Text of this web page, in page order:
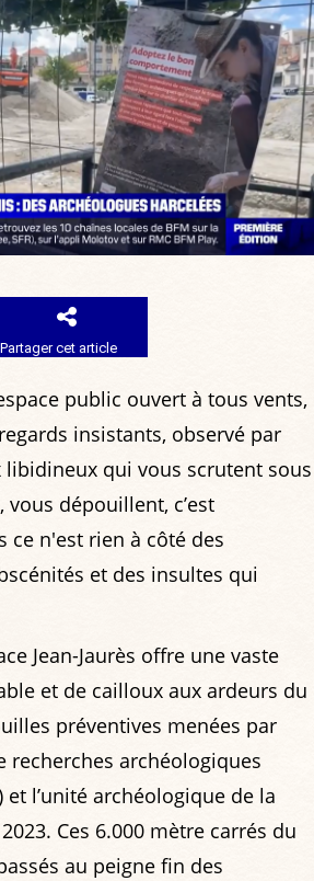
Partager cet article
public ouvert à tous vents,
insistants, observé par
libidineux qui vous scrutent sous
dépouillent, c’est
ce n'est rien à côté des
et des insultes qui
Jean-Jaurès offre une vaste
et de cailloux aux ardeurs du
préventives menées par
recherches archéologiques
et l’unité archéologique de la
Ces 6.000 mètre carrés du
au peigne fin des